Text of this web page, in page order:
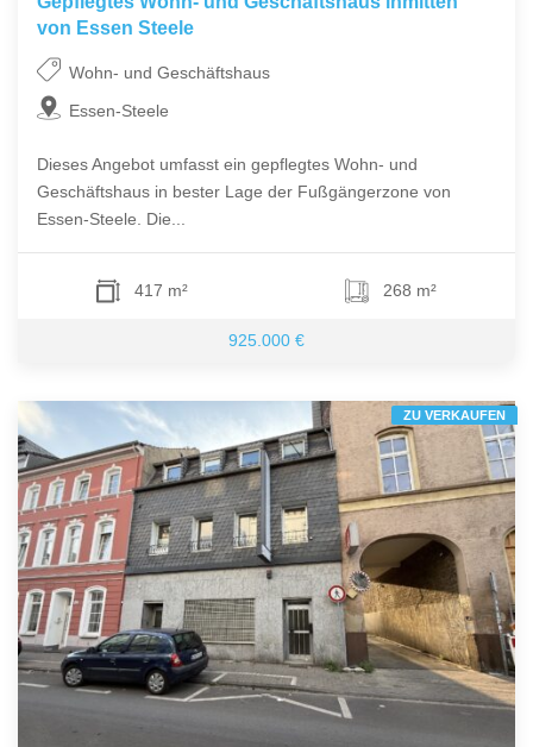
von Essen Steele
Wohn- und Geschäftshaus
Essen-Steele
Dieses Angebot umfasst ein gepflegtes Wohn- und
Geschäftshaus in bester Lage der Fußgängerzone von
Essen-Steele. Die...
417 m² 268 m²
925.000 €
ZU VERKAUFEN